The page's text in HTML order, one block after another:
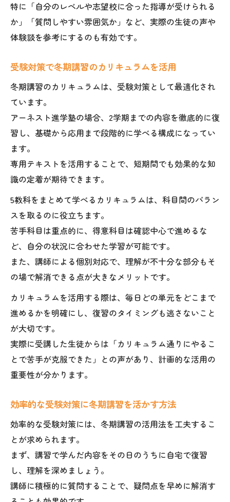
特に「自分のレベルや志望校に合った指導が受けられる
か」「質問しやすい雰囲気か」など、実際の生徒の声や
体験談を参考にするのも有効です。
受験対策で冬期講習のカリキュラムを活用
冬期講習のカリキュラムは、受験対策として最適化され
ています。
アーネスト進学塾の場合、2学期までの内容を徹底的に復
習し、基礎から応用まで段階的に学べる構成になってい
ます。
専用テキストを活用することで、短期間でも効果的な知
識の定着が期待できます。
5教科をまとめて学べるカリキュラムは、科目間のバラン
スを取るのに役立ちます。
苦手科目は重点的に、得意科目は確認中心で進めるな
ど、自分の状況に合わせた学習が可能です。
また、講師による個別対応で、理解が不十分な部分もそ
の場で解消できる点が大きなメリットです。
カリキュラムを活用する際は、毎日どの単元をどこまで
進めるかを明確にし、復習のタイミングも逃さないこと
が大切です。
実際に受講した生徒からは「カリキュラム通りにやるこ
とで苦手が克服できた」との声があり、計画的な活用の
重要性が分かります。
効率的な受験対策に冬期講習を活かす方法
効率的な受験対策には、冬期講習の活用法を工夫するこ
とが求められます。
まず、講習で学んだ内容をその日のうちに自宅で復習
し、理解を深めましょう。
講師に積極的に質問することで、疑問点を早めに解消す